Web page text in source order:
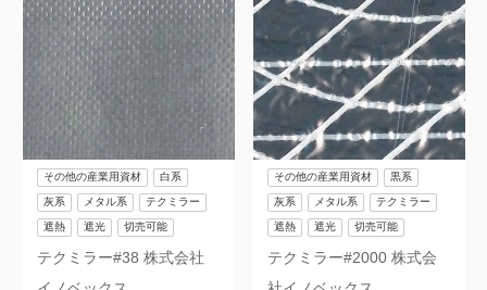
テクミラー#38 株式会社
その他の産業用資材 白系
灰系 メタル系 テクミラー
遮熱 遮光 切売可能
テクミラー#2000 株式会
その他の産業用資材 黒系
灰系 メタル系 テクミラー
遮熱 遮光 切売可能